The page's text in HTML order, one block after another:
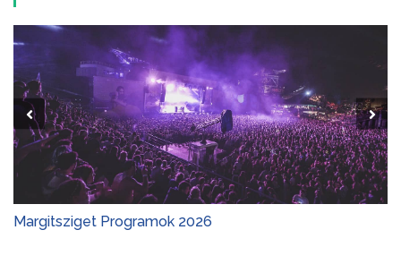
Margitsziget Programok 2026